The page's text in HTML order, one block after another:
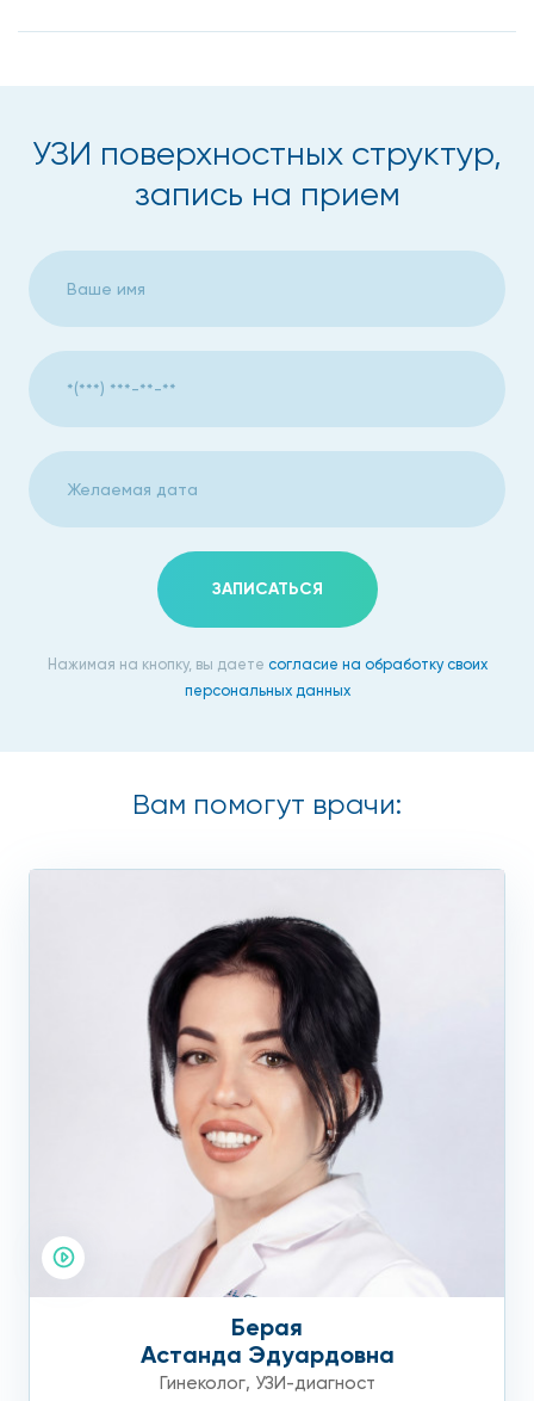
УЗИ поверхностных структур,
запись на прием
ЗАПИСАТЬСЯ
Нажимая на кнопку, вы даете согласие на обработку своих
персональных данных
Вам помогут врачи:
Берая
Астанда Эдуардовна
Гинеколог, УЗИ-диагност